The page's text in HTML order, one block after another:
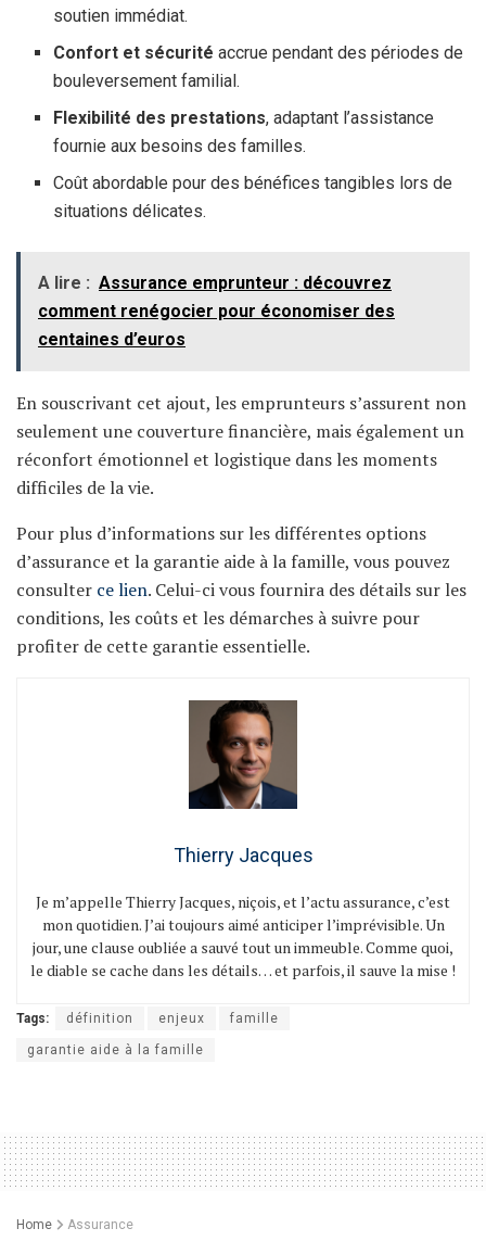
soutien immédiat.
Confort et sécurité accrue pendant des périodes de
bouleversement familial.
Flexibilité des prestations, adaptant l’assistance
fournie aux besoins des familles.
Coût abordable pour des bénéfices tangibles lors de
situations délicates.
A lire : Assurance emprunteur : découvrez
comment renégocier pour économiser des
centaines d’euros
En souscrivant cet ajout, les emprunteurs s’assurent non
seulement une couverture financière, mais également un
réconfort émotionnel et logistique dans les moments
difficiles de la vie.
Pour plus d’informations sur les différentes options
d’assurance et la garantie aide à la famille, vous pouvez
consulter ce lien. Celui-ci vous fournira des détails sur les
conditions, les coûts et les démarches à suivre pour
profiter de cette garantie essentielle.
Thierry Jacques
Je m’appelle Thierry Jacques, niçois, et l’actu assurance, c’est
mon quotidien. J’ai toujours aimé anticiper l’imprévisible. Un
jour, une clause oubliée a sauvé tout un immeuble. Comme quoi,
le diable se cache dans les détails… et parfois, il sauve la mise !
Tags: définition enjeux famille
garantie aide à la famille
Home Assurance